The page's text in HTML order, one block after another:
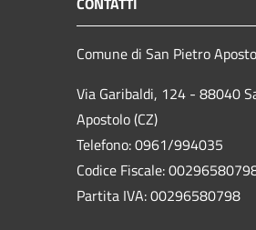
Comune di San Pietro
Via Garibaldi, 124 - 88040
Apostolo (CZ)
Telefono: 0961/994035
Codice Fiscale:
Partita IVA: 00296580798